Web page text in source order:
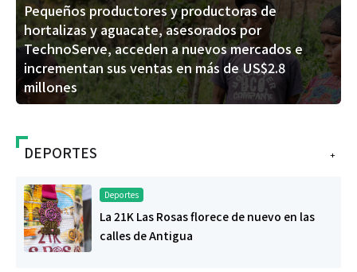
Pequeños productores y productoras de
hortalizas y aguacate, asesorados por
TechnoServe, acceden a nuevos mercados e
incrementan sus ventas en más de US$2.8
millones
+
DEPORTES
Deportes
La 21K Las Rosas florece de nuevo en las
calles de Antigua